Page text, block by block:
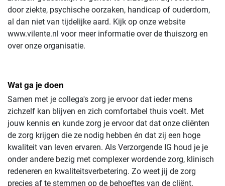
door ziekte, psychische oorzaken, handicap of ouderdom,
al dan niet van tijdelijke aard. Kijk op onze website
www.vilente.nl voor meer informatie over de thuiszorg en
over onze organisatie.
Wat ga je doen
Samen met je collega's zorg je ervoor dat ieder mens
zichzelf kan blijven en zich comfortabel thuis voelt. Met
jouw kennis en kunde zorg je ervoor dat dat onze cliënten
de zorg krijgen die ze nodig hebben én dat zij een hoge
kwaliteit van leven ervaren. Als Verzorgende IG houd je je
onder andere bezig met complexer wordende zorg, klinisch
redeneren en kwaliteitsverbetering. Zo weet jij de zorg
precies af te stemmen op de behoeftes van de cliënt.